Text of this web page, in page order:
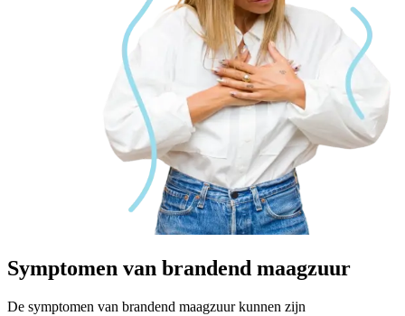
Symptomen van brandend maagzuur
De symptomen van brandend maagzuur kunnen zijn